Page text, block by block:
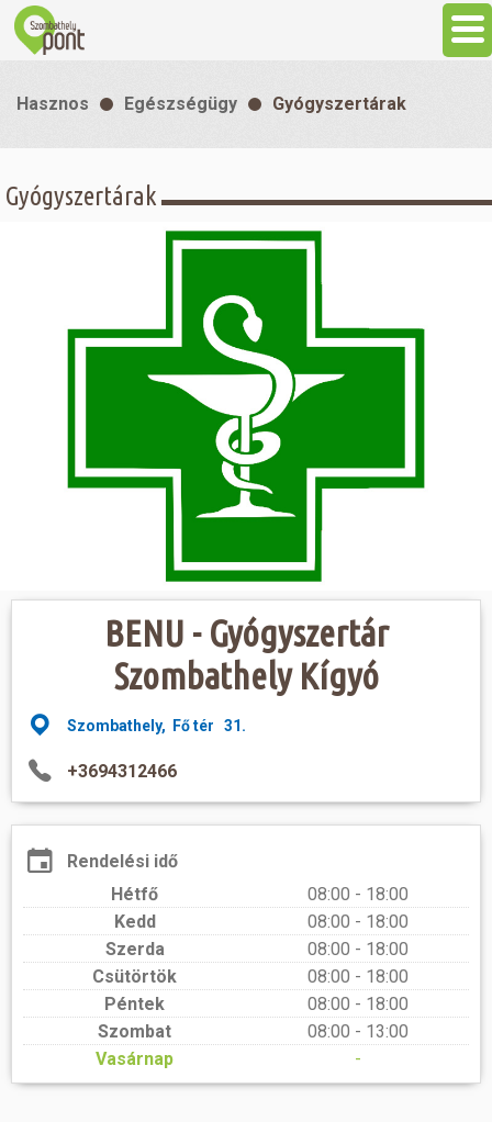
Látnivalók
Szállás
Szabadidő
Hasznos Egészségügy Gyógyszertárak
Gyógyszertárak
BENU - Gyógyszertár
Szombathely Kígyó
Szombathely, Fő tér 31.
+3694312466
Rendelési idő
Hétfő
08:00 - 18:00
Kedd
08:00 - 18:00
Szerda
08:00 - 18:00
Csütörtök
08:00 - 18:00
Péntek
08:00 - 18:00
Szombat
08:00 - 13:00
Vasárnap
-